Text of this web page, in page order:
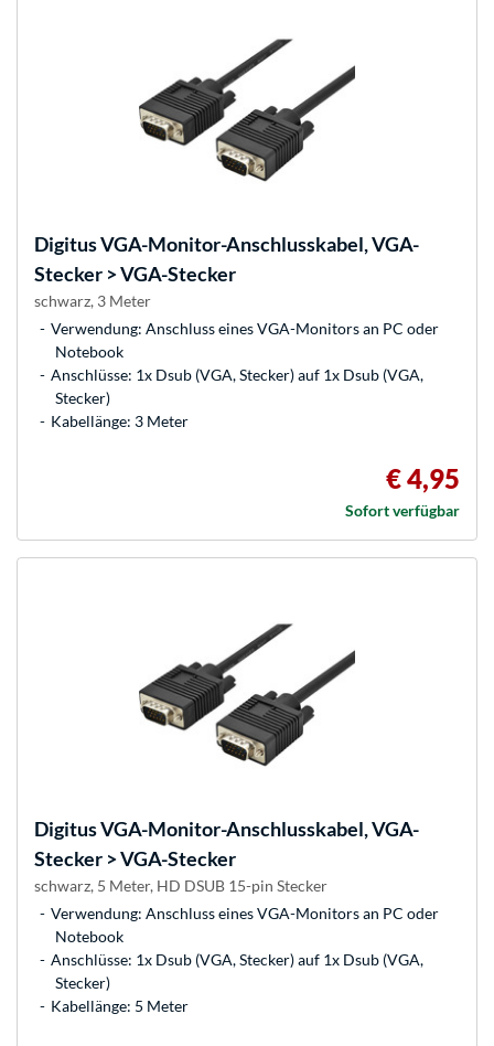
DigitusVGA-Monitor-Anschlusskabel, VGA-
Stecker > VGA-Stecker
schwarz, 3 Meter
Verwendung: Anschluss eines VGA-Monitors an PC oder
Notebook
Anschlüsse: 1x Dsub (VGA, Stecker) auf 1x Dsub (VGA,
Stecker)
Kabellänge: 3 Meter
€ 4,95
Sofort verfügbar
DigitusVGA-Monitor-Anschlusskabel, VGA-
Stecker > VGA-Stecker
schwarz, 5 Meter, HD DSUB 15-pin Stecker
Verwendung: Anschluss eines VGA-Monitors an PC oder
Notebook
Anschlüsse: 1x Dsub (VGA, Stecker) auf 1x Dsub (VGA,
Stecker)
Kabellänge: 5 Meter